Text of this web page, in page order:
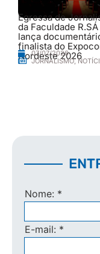
Egressa de
da Faculdade R.SÁ
lança
finalista do
Nordeste 2026
07/07/2026
JORNALISMO,
Nome: *
E-mail: *